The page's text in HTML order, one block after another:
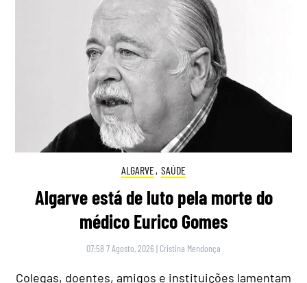
ALGARVE, SAÚDE
Algarve está de luto pela morte do
médico Eurico Gomes
07:58 7 Agosto, 2026 | Cristina Mendonça
Colegas, doentes, amigos e instituições lamentam